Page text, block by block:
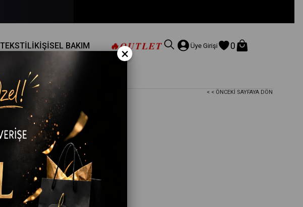
KİŞİSEL BAKIM 🔥OUTLET Üye Girişi 0
< < ÖNCEKI SAYFAYA DÖN
Peştamal 100x180 Cm
×